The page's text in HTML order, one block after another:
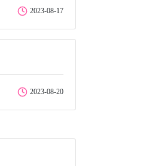
2023-08-17
2023-08-20